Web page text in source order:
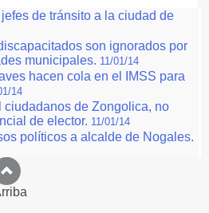
de tránsito a la ciudad de
son ignorados por
municipales. 11/01/14
hacen cola en el IMSS para
14
ciudadanos de Zongolica, no
de elector. 11/01/14
políticos a alcalde de Nogales.